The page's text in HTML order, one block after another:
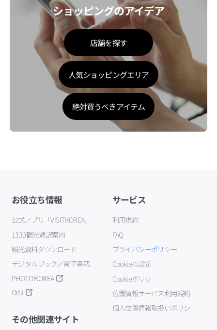
ショッピングのアイデア
店舗を探す
人気ショッピングエリア
絶対買うべきアイテム
お役立ち情報
公式アプリ「VISITKOREA」
1330観光通訳案内
観光資料ダウンロード
デジタルブック／電子書籍
PHOTO KOREA
Odii
サービス
利用規約
FAQ
プライバシーポリシー
Cookieの設定
Cookieポリシー
位置情報サービス利用規約
個人位置情報取扱いポリシー
その他関連サイト